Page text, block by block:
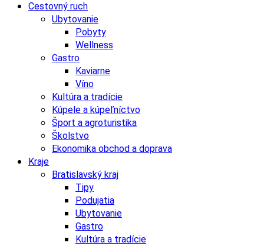
Cestovný ruch
Ubytovanie
Pobyty
Wellness
Gastro
Kaviarne
Víno
Kultúra a tradície
Kúpele a kúpeľníctvo
Šport a agroturistika
Školstvo
Ekonomika obchod a doprava
Kraje
Bratislavský kraj
Tipy
Podujatia
Ubytovanie
Gastro
Kultúra a tradície